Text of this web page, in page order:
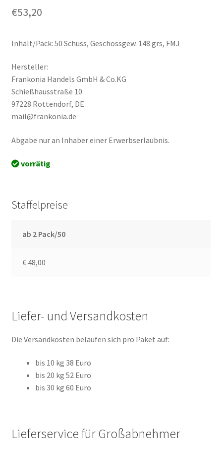
€53,20
Inhalt/Pack: 50 Schuss, Geschossgew. 148 grs, FMJ
Hersteller:
Frankonia Handels GmbH & Co.KG
Schießhausstraße 10
97228 Rottendorf, DE
mail@frankonia.de
Abgabe nur an Inhaber einer Erwerbserlaubnis.
vorrätig
Staffelpreise
ab 2 Pack/50
€ 48,00
Liefer- und Versandkosten
Die Versandkosten belaufen sich pro Paket auf:
bis 10 kg 38 Euro
bis 20 kg 52 Euro
bis 30 kg 60 Euro
Lieferservice für Großabnehmer